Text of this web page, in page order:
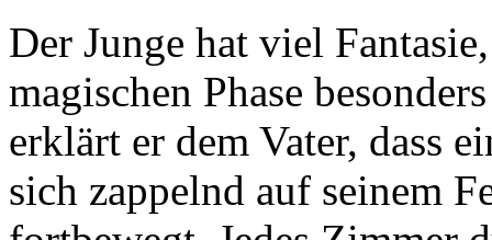
Der Junge hat viel
magischen Phase
erklärt er dem Vater, dass
sich zappelnd auf seinem